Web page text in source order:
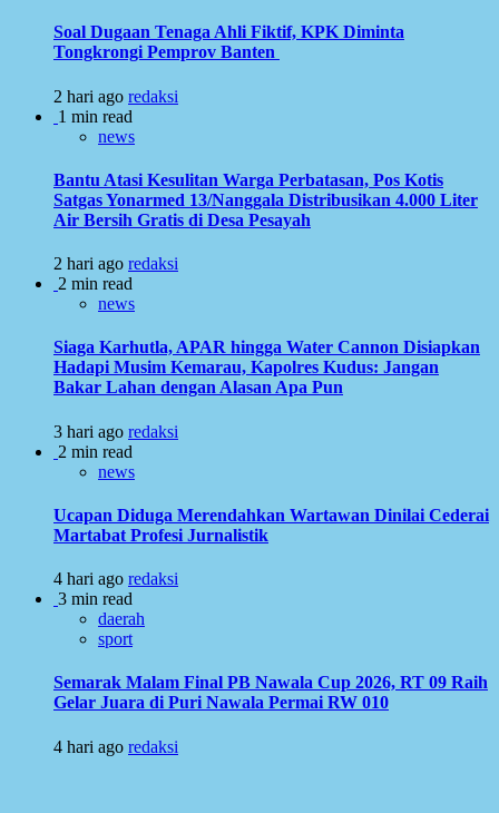
Soal Dugaan Tenaga Ahli Fiktif, KPK Diminta
Tongkrongi Pemprov Banten
2 hari ago redaksi
1 min read
news
Bantu Atasi Kesulitan Warga Perbatasan, Pos Kotis
Satgas Yonarmed 13/Nanggala Distribusikan 4.000 Liter
Air Bersih Gratis di Desa Pesayah
2 hari ago redaksi
2 min read
news
Siaga Karhutla, APAR hingga Water Cannon Disiapkan
Hadapi Musim Kemarau, Kapolres Kudus: Jangan
Bakar Lahan dengan Alasan Apa Pun
3 hari ago redaksi
2 min read
news
Ucapan Diduga Merendahkan Wartawan Dinilai Cederai
Martabat Profesi Jurnalistik
4 hari ago redaksi
3 min read
daerah
sport
Semarak Malam Final PB Nawala Cup 2026, RT 09 Raih
Gelar Juara di Puri Nawala Permai RW 010
4 hari ago redaksi